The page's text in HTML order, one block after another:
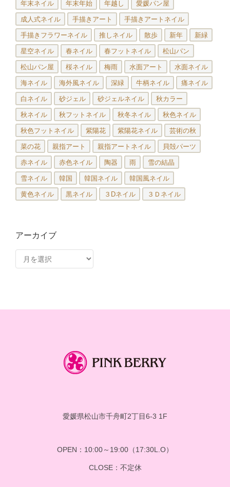
年末ネイル 年末年始 年越し 愛媛パン屋
成人式ネイル 手描きアート 手描きアートネイル
手描きフラワーネイル 推しネイル 散歩 新年 新緑
星空ネイル 春ネイル 春フットネイル 松山パン
松山パン屋 桜ネイル 梅雨 水面アート 水面ネイル
海ネイル 海外風ネイル 深緑 牛柄ネイル 痛ネイル
白ネイル 砂ジェル 砂ジェルネイル 秋カラー
秋ネイル 秋フットネイル 秋冬ネイル 秋色ネイル
秋色フットネイル 紫陽花 紫陽花ネイル 芸術の秋
菜の花 親指アート 親指アートネイル 貝殻パーツ
赤ネイル 赤色ネイル 陶器 雨 雪の結晶
雪ネイル 韓国 韓国ネイル 韓国風ネイル
黄色ネイル 黒ネイル ３Dネイル ３Ｄネイル
アーカイブ
ー
愛媛県松山市千舟町2丁目6-3 1F
OPEN：10:00～19:00（17:30L.O）
CLOSE：不定休